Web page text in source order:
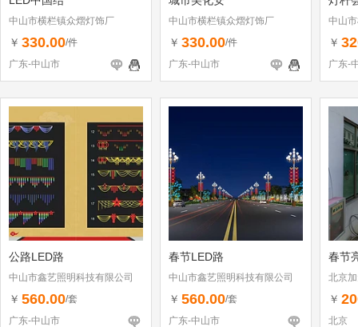
中山市横栏镇众熠灯饰厂
￥ 330.00/件
广东-中山市
中山市横栏镇众熠灯饰厂
￥ 330.00/件
广东-中山市
中山
￥
广东-
公路LED路
中山市鑫艺照明科技有限公司
￥ 560.00/套
广东-中山市
春节LED路
中山市鑫艺照明科技有限公司
￥ 560.00/套
广东-中山市
春节
北京
￥
北京